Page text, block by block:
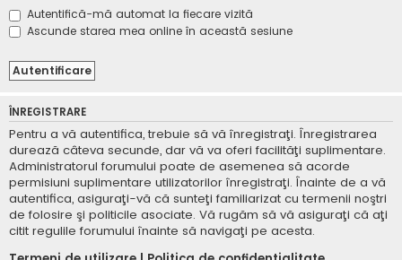
Autentifică-mă automat la fiecare vizită
Ascunde starea mea online în această sesiune
ÎNREGISTRARE
Pentru a vă autentifica, trebuie să vă înregistraţi. Înregistrarea
durează câteva secunde, dar vă va oferi facilităţi suplimentare.
Administratorul forumului poate de asemenea să acorde
permisiuni suplimentare utilizatorilor înregistraţi. Înainte de a vă
autentifica, asiguraţi-vă că sunteţi familiarizat cu termenii noştri
de folosire şi politicile asociate. Vă rugăm să vă asiguraţi că aţi
citit regulile forumului înainte să navigaţi pe acesta.